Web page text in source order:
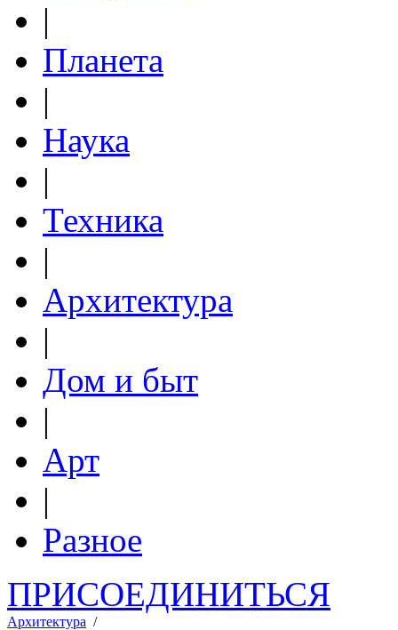
|
Планета
|
Наука
|
Техника
|
Архитектура
|
Дом и быт
|
Арт
|
Разное
ПРИСОЕДИНИТЬСЯ
Архитектура /